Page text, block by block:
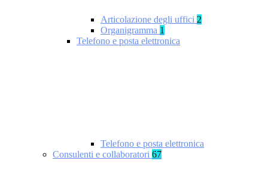
Articolazione degli uffici 2
Organigramma 1
Telefono e posta elettronica
Telefono e posta elettronica
Consulenti e collaboratori 67